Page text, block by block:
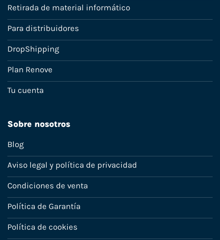
Retirada de material informático
Para distribuidores
DropShipping
Plan Renove
Tu cuenta
Sobre nosotros
Blog
Aviso legal y política de privacidad
Condiciones de venta
Política de Garantía
Política de cookies